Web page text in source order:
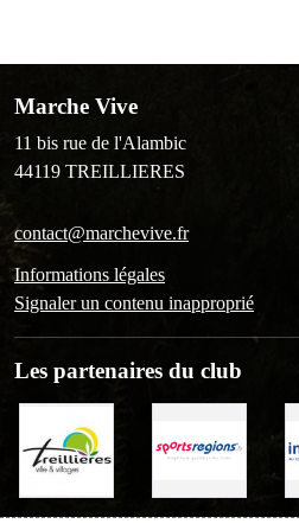
Marche Vive
11 bis rue de l'Alambic
44119 TREILLIERES
contact@marchevive.fr
Informations légales
Signaler un contenu inapproprié
Les partenaires du club